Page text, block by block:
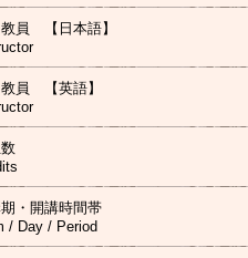
員 【日本語】
員 【英語】
・開講時間帯
/ Day / Period